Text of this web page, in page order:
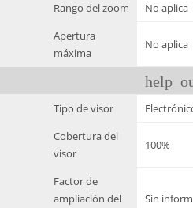
Rango del zoom
No aplica
Apertura
máxima
No aplica
Tipo de visor
Cobertura del
visor
100%
Factor de
ampliación del
Sin